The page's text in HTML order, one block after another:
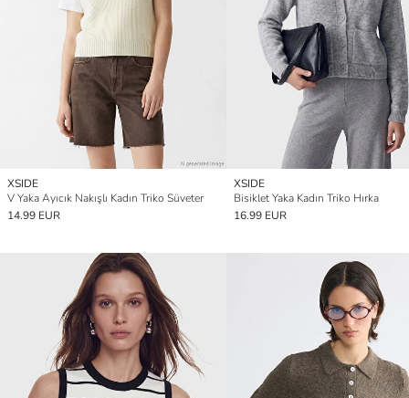
XSIDE
V Yaka Ayıcık Nakışlı Kadın Triko Süveter
14.99 EUR
XSIDE
Bisiklet Yaka Kadın Triko Hırka
16.99 EUR